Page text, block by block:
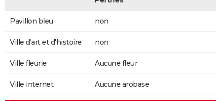
Pavillon bleu non
Ville d'art et d'histoire non
Ville fleurie Aucune fleur
Ville internet Aucune arobase